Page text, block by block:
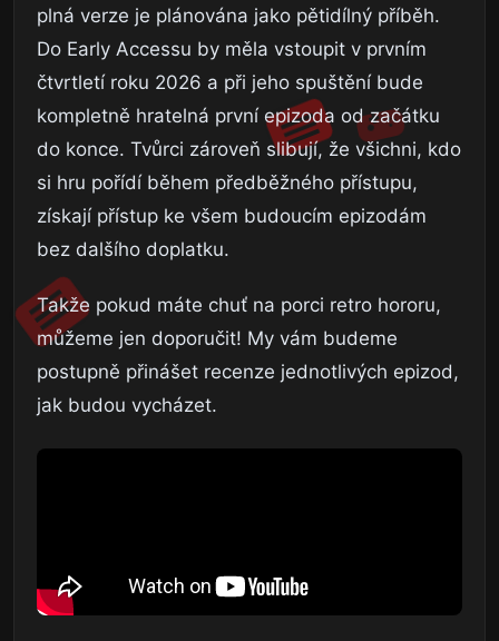
plná verze je plánována jako pětidílný příběh.
Do Early Accessu by měla vstoupit v prvním
čtvrtletí roku 2026 a při jeho spuštění bude
kompletně hratelná první epizoda od začátku
do konce. Tvůrci zároveň slibují, že všichni, kdo
si hru pořídí během předběžného přístupu,
získají přístup ke všem budoucím epizodám
bez dalšího doplatku.
Takže pokud máte chuť na porci retro hororu,
můžeme jen doporučit! My vám budeme
postupně přinášet recenze jednotlivých epizod,
jak budou vycházet.